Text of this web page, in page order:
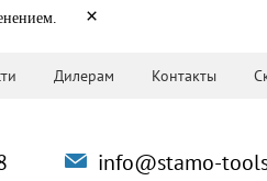
×
Дилерам Контакты
info@stamo-